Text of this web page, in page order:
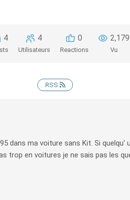
4 4
Utilisateurs
0
Reactions
2,179
Vu
RSS
dans ma voiture sans Kit. Si quelqu'
en voitures je ne sais pas les